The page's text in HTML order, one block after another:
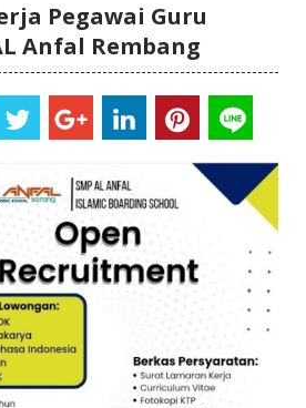
Pegawai Guru
Anfal Rembang